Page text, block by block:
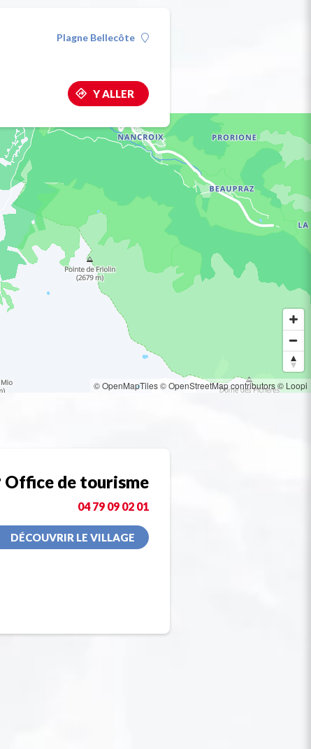
Plagne Bellecôte
Y ALLER
© OpenMapTiles© OpenStreetMap contributors© Loopi
de tourisme
04 79 09 02 01
DÉCOUVRIR LE VILLAGE